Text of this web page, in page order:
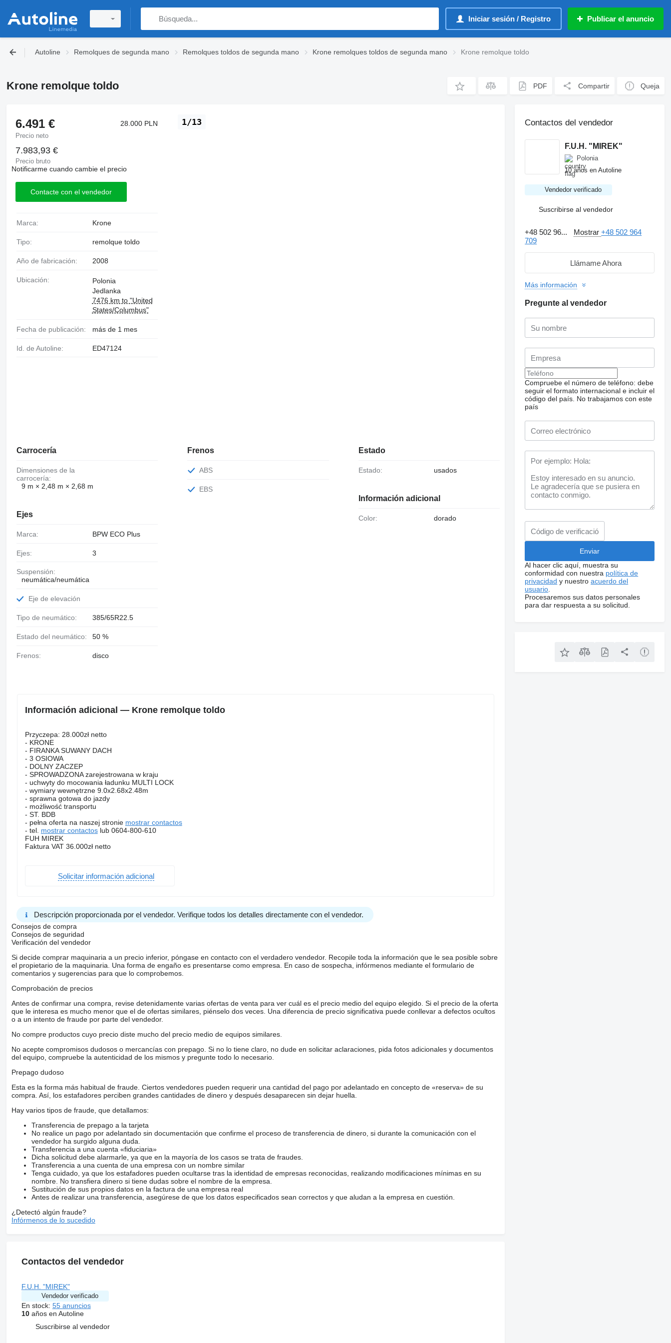
Iniciar sesión / Registro Publicar el anuncio
Autoline Remolques de segunda mano Remolques toldos de segunda mano Krone remolques toldos de segunda mano Krone remolque toldo
Krone remolque toldo PDF Compartir Queja
1/13
6.491 €
Precio neto
28.000 PLN
7.983,93 €
Precio bruto
Notificarme cuando cambie el precio
Contacte con el vendedor
Marca: Krone
Tipo: remolque toldo
Año de fabricación: 2008
Ubicación:
Polonia
Jedlanka
7476 km to "United
States/Columbus"
Fecha de publicación: más de 1 mes
Id. de Autoline: ED47124
Carrocería
Dimensiones de la
carrocería:
9 m × 2,48 m × 2,68 m
Ejes
Marca: BPW ECO Plus
Ejes: 3
Suspensión:
neumática/neumática
Eje de elevación
Tipo de neumático: 385/65R22.5
Estado del neumático: 50 %
Frenos: disco
Frenos
ABS
EBS
Estado
Estado: usados
Información adicional
Color: dorado
Información adicional — Krone remolque toldo
Przyczepa: 28.000zł netto
- KRONE
- FIRANKA SUWANY DACH
- 3 OSIOWA
- DOLNY ZACZEP
- SPROWADZONA zarejestrowana w kraju
- uchwyty do mocowania ładunku MULTI LOCK
- wymiary wewnętrzne 9.0x2.68x2.48m
- sprawna gotowa do jazdy
- możliwość transportu
- ST. BDB
- pełna oferta na naszej stronie mostrar contactos
- tel. mostrar contactoslub 0604-800-610
FUH MIREK
Faktura VAT 36.000zł netto
Solicitar información adicional
Descripción proporcionada por el vendedor. Verifique todos los detalles directamente con el vendedor.
Consejos de compra
Consejos de seguridad
Verificación del vendedor
Si decide comprar maquinaria a un precio inferior, póngase en contacto con el verdadero vendedor. Recopile toda la información que le sea posible sobre
el propietario de la maquinaria. Una forma de engaño es presentarse como empresa. En caso de sospecha, infórmenos mediante el formulario de
comentarios y sugerencias para que lo comprobemos.
Comprobación de precios
Antes de confirmar una compra, revise detenidamente varias ofertas de venta para ver cuál es el precio medio del equipo elegido. Si el precio de la oferta
que le interesa es mucho menor que el de ofertas similares, piénselo dos veces. Una diferencia de precio significativa puede conllevar a defectos ocultos
o a un intento de fraude por parte del vendedor.
No compre productos cuyo precio diste mucho del precio medio de equipos similares.
No acepte compromisos dudosos o mercancías con prepago. Si no lo tiene claro, no dude en solicitar aclaraciones, pida fotos adicionales y documentos
del equipo, compruebe la autenticidad de los mismos y pregunte todo lo necesario.
Prepago dudoso
Esta es la forma más habitual de fraude. Ciertos vendedores pueden requerir una cantidad del pago por adelantado en concepto de «reserva» de su
compra. Así, los estafadores perciben grandes cantidades de dinero y después desaparecen sin dejar huella.
Hay varios tipos de fraude, que detallamos:
Transferencia de prepago a la tarjeta
No realice un pago por adelantado sin documentación que confirme el proceso de transferencia de dinero, si durante la comunicación con el
vendedor ha surgido alguna duda.
Transferencia a una cuenta «fiduciaria»
Dicha solicitud debe alarmarle, ya que en la mayoría de los casos se trata de fraudes.
Transferencia a una cuenta de una empresa con un nombre similar
Tenga cuidado, ya que los estafadores pueden ocultarse tras la identidad de empresas reconocidas, realizando modificaciones mínimas en su
nombre. No transfiera dinero si tiene dudas sobre el nombre de la empresa.
Sustitución de sus propios datos en la factura de una empresa real
Antes de realizar una transferencia, asegúrese de que los datos especificados sean correctos y que aludan a la empresa en cuestión.
¿Detectó algún fraude?
Infórmenos de lo sucedido
Contactos del vendedor
F.U.H. "MIREK"
Vendedor verificado
En stock: 55 anuncios
10años en Autoline
Suscribirse al vendedor
Contactos del vendedor
F.U.H. "MIREK"
Polonia
10 años en Autoline
Vendedor verificado
Suscribirse al vendedor
+48 502 96... Mostrar+48 502 964
709
Llámame Ahora
Más información
Pregunte al vendedor
Compruebe el número de teléfono: debe
seguir el formato internacional e incluir el
código del país. No trabajamos con este
país
Al hacer clic aquí, muestra su
conformidad con nuestra política de
privacidad y nuestroacuerdo del
usuario
Procesaremos sus datos personales
para dar respuesta a su solicitud.